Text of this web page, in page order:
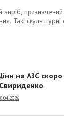
виріб,
Такі
на АЗС скоро
Свириденко